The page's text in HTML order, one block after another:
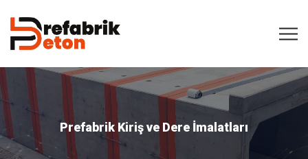
Prefabrik Kiriş ve Dere İmalatları